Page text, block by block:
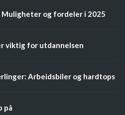
og fordeler i 2025
viktig for utdannelsen
Arbeidsbiler og hardtops
på